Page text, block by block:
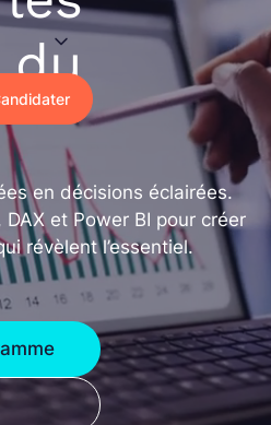
du
en décisions éclairées.
et Power BI pour créer
révèlent l’essentiel.